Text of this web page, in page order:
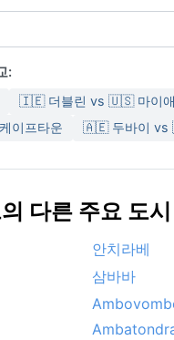
:
🇮🇪 더블린 vs 🇺🇸 마이
프타운
🇦🇪 두바이 vs
의 다른 주요 도
안치라베
삼바바